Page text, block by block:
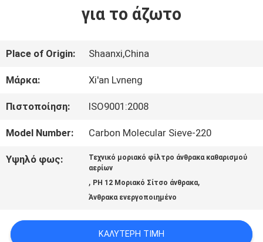
ΣΧΕΤΙΚΆ
ΜΕ
ΞΕΝΆΓΗΣΗ
για το άζωτο
Place of Origin: Shaanxi,China
Μάρκα: Xi'an Lvneng
Πιστοποίηση: ISO9001:2008
Model Number: Carbon Molecular Sieve-220
Υψηλό φως:
Τεχνικό μοριακό φίλτρο άνθρακα καθαρισμού
αερίων
, PH 12 Μοριακό Σίτσο άνθρακα,
Άνθρακα ενεργοποιημένο
ΚΑΛΎΤΕΡΗ ΤΙΜΉ